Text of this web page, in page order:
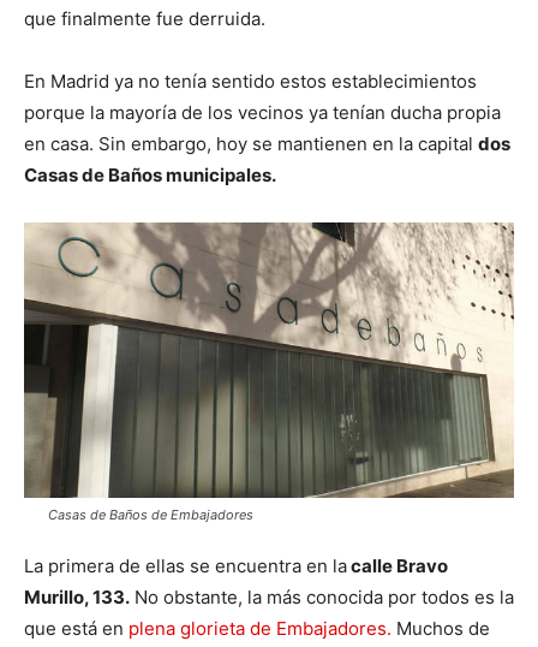
que finalmente fue derruida.
En Madrid ya no tenía sentido estos establecimientos
porque la mayoría de los vecinos ya tenían ducha propia
en casa. Sin embargo, hoy se mantienen en la capital dos
Casas de Baños municipales.
Casas de Baños de Embajadores
La primera de ellas se encuentra en lacalle Bravo
Murillo, 133. No obstante, la más conocida por todos es la
que está en plena glorieta de Embajadores. Muchos de